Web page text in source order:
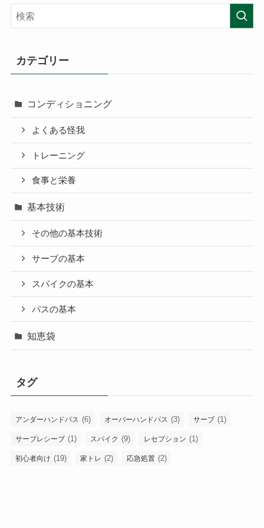
カテゴリー
コンディショニング
よくある怪我
トレーニング
食事と栄養
基本技術
その他の基本技術
サーブの基本
スパイクの基本
パスの基本
知恵袋
タグ
アンダーハンドパス (6) オーバーハンドパス (3) サーブ (1)
サーブレシーブ (1) スパイク (9) レセプション (1)
初心者向け (19) 家トレ (2) 応急処置 (2)